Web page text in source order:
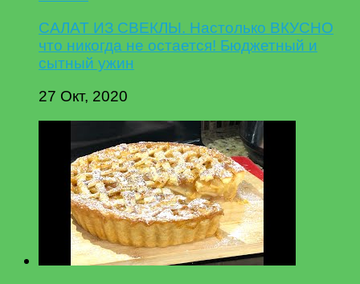
САЛАТ ИЗ СВЕКЛЫ. Настолько ВКУСНО
что никогда не остается! Бюджетный и
сытный ужин
27 Окт, 2020